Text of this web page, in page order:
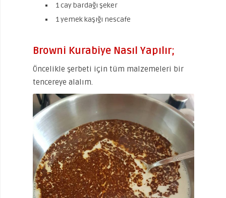
1 cay bardağı şeker
1 yemek kaşığı nescafe
Browni Kurabiye Nasıl Yapılır;
Öncelikle şerbeti için tüm malzemeleri bir
tencereye alalım.